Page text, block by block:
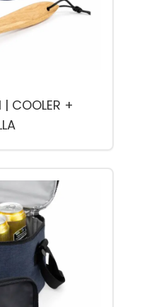
| COOLER +